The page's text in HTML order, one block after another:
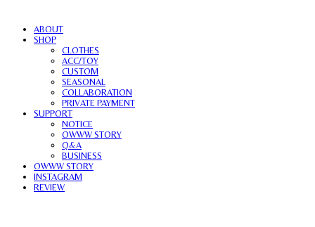
ABOUT
SHOP
CLOTHES
ACC/TOY
CUSTOM
SEASONAL
COLLABORATION
PRIVATE PAYMENT
SUPPORT
NOTICE
OWWW STORY
Q&A
BUSINESS
OWWW STORY
INSTAGRAM
REVIEW